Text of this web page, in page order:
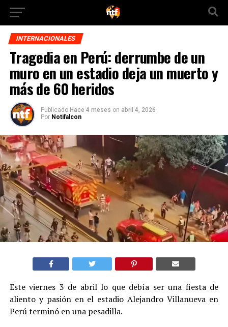
INTERNACIONALES
Tragedia en Perú: derrumbe de un
muro en un estadio deja un muerto y
más de 60 heridos
Publicado Hace 4 meses on abril 4, 2026
Por Notifalcon
Este viernes 3 de abril lo que debía ser una fiesta de
aliento y pasión en el estadio Alejandro Villanueva en
Perú terminó en una pesadilla.